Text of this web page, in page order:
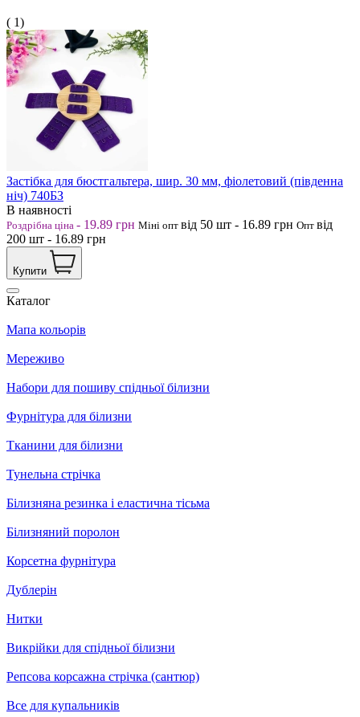
( 1)
Застібка для бюстгальтера, шир. 30 мм, фіолетовий (південна
ніч) 740БЗ
В наявності
Роздрібна ціна - 19.89 грн Міні опт від 50 шт - 16.89 грн Опт від
200 шт - 16.89 грн
Купити
Каталог
Мапа кольорів
Мереживо
Набори для пошиву спідньої білизни
Фурнітура для білизни
Тканини для білизни
Тунельна стрічка
Білизняна резинка і еластична тісьма
Білизняний поролон
Корсетна фурнітура
Дублерін
Нитки
Викрійки для спідньої білизни
Репсова корсажна стрічка (сантюр)
Все для купальників